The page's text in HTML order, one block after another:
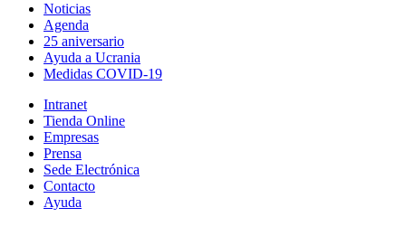
Noticias
Agenda
25 aniversario
Ayuda a Ucrania
Medidas COVID-19
Intranet
Tienda Online
Empresas
Prensa
Sede Electrónica
Contacto
Ayuda